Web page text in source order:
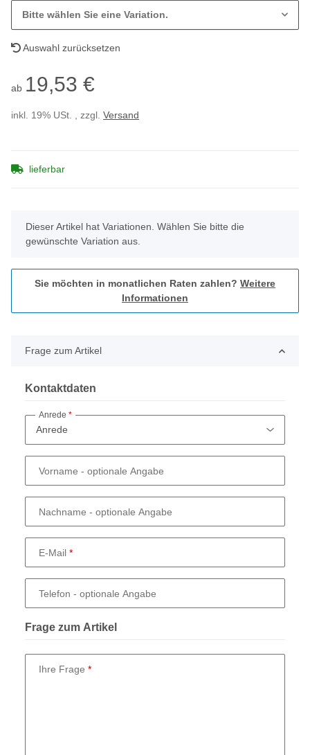
Bitte wählen Sie eine Variation.
Auswahl zurücksetzen
ab 19,53 €
inkl. 19% USt. , zzgl. Versand
lieferbar
x
Dieser Artikel hat Variationen. Wählen Sie bitte die
gewünschte Variation aus.
Sie möchten in monatlichen Raten zahlen? Weitere
Informationen
Frage zum Artikel
Kontaktdaten
Anrede
Vorname - optionale Angabe
Nachname - optionale Angabe
E-Mail
Telefon - optionale Angabe
Frage zum Artikel
Ihre Frage